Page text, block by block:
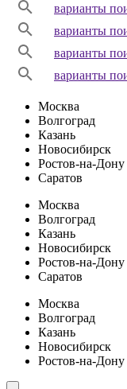
варианты
варианты
варианты
варианты
Москва
Волгоград
Казань
Новосибирск
Ростов-на-Дону
Саратов
Москва
Волгоград
Казань
Новосибирск
Ростов-на-Дону
Саратов
Москва
Волгоград
Казань
Новосибирск
Ростов-на-Дону